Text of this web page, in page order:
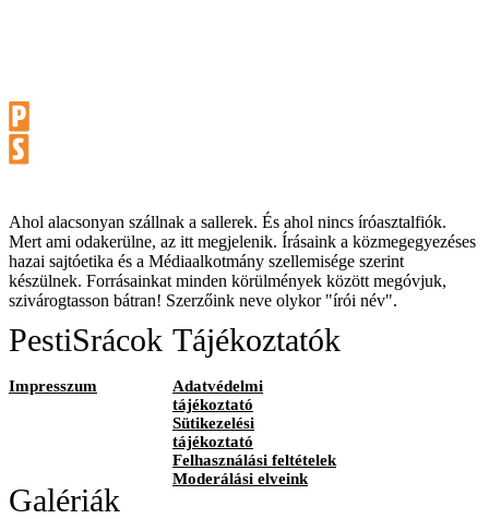
Ahol alacsonyan szállnak a sallerek. És ahol nincs íróasztalfiók.
Mert ami odakerülne, az itt megjelenik. Írásaink a közmegegyezéses
hazai sajtóetika és a Médiaalkotmány szellemisége szerint
készülnek. Forrásainkat minden körülmények között megóvjuk,
szivárogtasson bátran! Szerzőink neve olykor "írói név".
PestiSrácok
Impresszum
Tájékoztatók
Adatvédelmi
tájékoztató
Sütikezelési
tájékoztató
Felhasználási feltételek
Moderálási elveink
Galériák